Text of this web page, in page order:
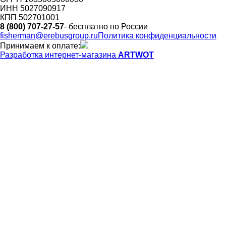
ИНН 5027090917
КПП 502701001
8 (800) 707-27-57- бесплатно по России
fisherman@erebusgroup.ruПолитика конфиденциальности
Принимаем к оплате:
Разработка интернет-магазина ARTWOT